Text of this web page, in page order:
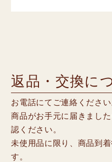
返品・交換に
お電話にてご連絡ください
商品がお手元に届きまし
認ください。
未使用品に限り、商品到
す。